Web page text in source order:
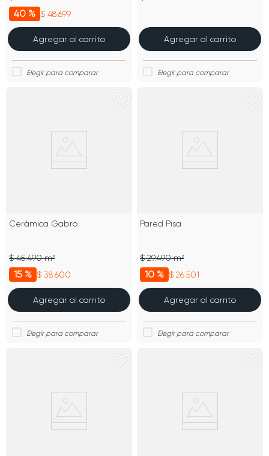
40 % $ 48.699
Agregar al carrito Agregar al carrito
Cerámica Gabro
15 % $ 38.600
$ 45.490 m²
Agregar al carrito
Pared Pisa
10 % $ 26.501
$ 29.490 m²
Agregar al carrito